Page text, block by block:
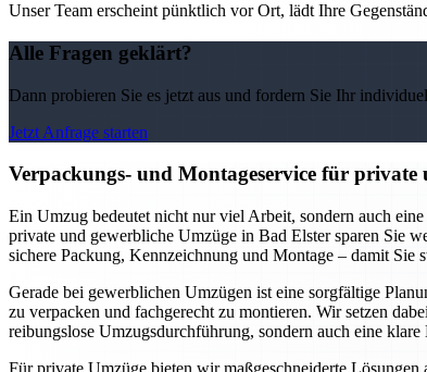
Unser Team erscheint pünktlich vor Ort, lädt Ihre
Alle Fragen geklärt?
Dann probieren Sie es jetzt aus und fordern Sie Ihr
Jetzt Anfrage starten
Verpackungs- und Montageservice für private
Ein Umzug bedeutet nicht nur viel Arbeit, sondern auch
private und gewerbliche Umzüge in Bad Elster sparen Sie
sichere Packung, Kennzeichnung und Montage – damit Sie
Gerade bei gewerblichen Umzügen ist eine sorgfältige
zu verpacken und fachgerecht zu montieren. Wir setzen
reibungslose Umzugsdurchführung, sondern auch eine
Für private Umzüge bieten wir maßgeschneiderte